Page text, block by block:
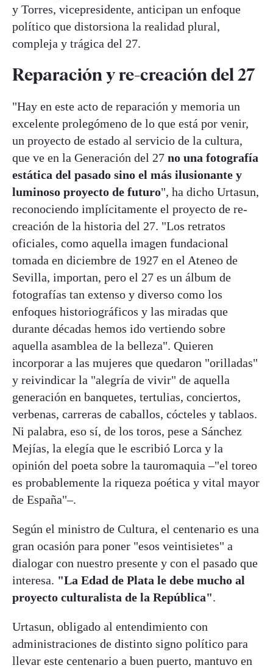
y Torres, vicepresidente, anticipan un enfoque
político que distorsiona la realidad plural,
compleja y trágica del 27.
Reparación y re-creación del 27
"Hay en este acto de reparación y memoria un
excelente prolegómeno de lo que está por venir,
un proyecto de estado al servicio de la cultura,
que ve en la Generación del 27 no una fotografía
estática del pasado sino el más ilusionante y
luminoso proyecto de futuro", ha dicho Urtasun,
reconociendo implícitamente el proyecto de re-
creación de la historia del 27. "Los retratos
oficiales, como aquella imagen fundacional
tomada en diciembre de 1927 en el Ateneo de
Sevilla, importan, pero el 27 es un álbum de
fotografías tan extenso y diverso como los
enfoques historiográficos y las miradas que
durante décadas hemos ido vertiendo sobre
aquella asamblea de la belleza". Quieren
incorporar a las mujeres que quedaron "orilladas"
y reivindicar la "alegría de vivir" de aquella
generación en banquetes, tertulias, conciertos,
verbenas, carreras de caballos, cócteles y tablaos.
Ni palabra, eso sí, de los toros, pese a Sánchez
Mejías, la elegía que le escribió Lorca y la
opinión del poeta sobre la tauromaquia –"el toreo
es probablemente la riqueza poética y vital mayor
de España"–.
Según el ministro de Cultura, el centenario es una
gran ocasión para poner "esos veintisietes" a
dialogar con nuestro presente y con el pasado que
interesa. "La Edad de Plata le debe mucho al
proyecto culturalista de la República".
Urtasun, obligado al entendimiento con
administraciones de distinto signo político para
llevar este centenario a buen puerto, mantuvo en